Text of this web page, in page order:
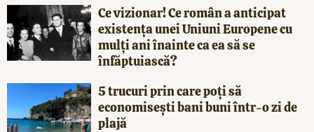
Ce vizionar! Ce român a anticipat
existența unei Uniuni Europene cu
mulți ani înainte ca ea să se
înfăptuiască?
5 trucuri prin care poți să
economisești bani buni într-o zi de
plajă